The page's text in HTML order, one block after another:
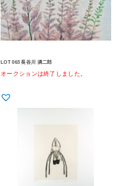
LOT 063 長谷川 潾二郎
オークションは終了しました。